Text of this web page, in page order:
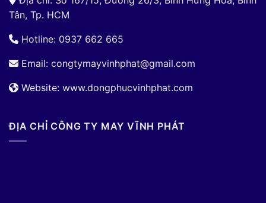
Tân, Tp. HCM
Hotline: 0937 662 665
Email: congtymayvinhphat@gmail.com
Website: www.dongphucvinhphat.com
ĐỊA CHỈ CÔNG TY MAY VĨNH PHÁT